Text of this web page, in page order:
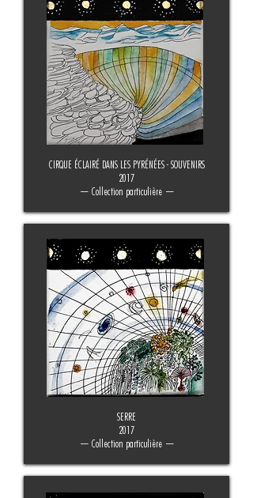
CIRQUE ÉCLAIRÉ DANS LES PYRÉNÉES - SOUVENIRS
2017
— Collection particulière —
SERRE
2017
— Collection particulière —